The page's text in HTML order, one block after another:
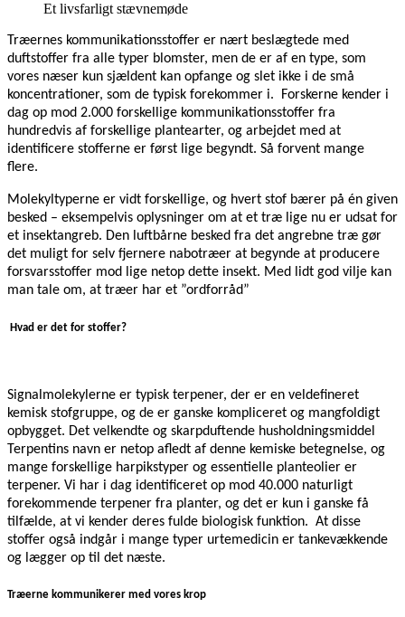
Et livsfarligt stævnemøde
Træernes kommunikationsstoffer er nært beslægtede med
duftstoffer fra alle typer blomster, men de er af en type, som
vores næser kun sjældent kan opfange og slet ikke i de små
koncentrationer, som de typisk forekommer i.
Forskerne kender i
dag op mod 2.000 forskellige kommunikationsstoffer fra
hundredvis af forskellige plantearter, og arbejdet med at
identificere stofferne er først lige begyndt. Så forvent mange
flere.
Molekyltyperne er vidt forskellige, og hvert stof bærer på én given
besked – eksempelvis oplysninger om at et træ lige nu er udsat for
et insektangreb. Den luftbårne besked fra det angrebne træ gør
det muligt for selv fjernere nabotræer at begynde at producere
forsvarsstoffer mod lige netop dette insekt. Med lidt god vilje kan
man tale om, at træer har et ”ordforråd”
Hvad er det for stoffer?
Signalmolekylerne er typisk terpener, der er en veldefineret
kemisk stofgruppe, og de er ganske kompliceret og mangfoldigt
opbygget. Det velkendte og skarpduftende husholdningsmiddel
Terpentins navn er netop afledt af denne kemiske betegnelse, og
mange forskellige harpikstyper og essentielle planteolier er
terpener. Vi har i dag identificeret op mod 40.000 naturligt
forekommende terpener fra planter, og det er kun i ganske få
tilfælde, at vi kender deres fulde biologisk funktion. At disse
stoffer også indgår i mange typer urtemedicin er tankevækkende
og lægger op til det næste.
Træerne kommunikerer med vores krop